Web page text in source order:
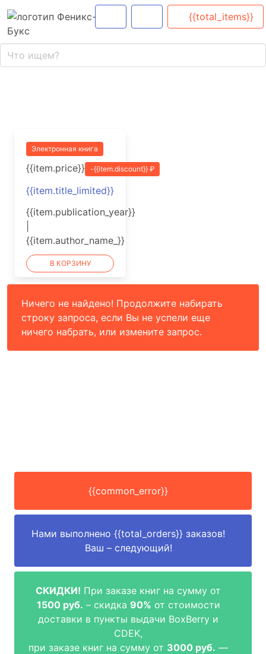
{{total_items}}
Электронная книга
{{item.price}} -{{item.discount}} ₽
{{item.title_limited}}
{{item.publication_year}}
{{item.author_name_}}
В КОРЗИНУ
Ничего не найдено! Продолжите набирать
строку запроса, если Вы не успели еще
ничего набрать, или измените запрос.
{{common_error}}
Нами выполнено {{total_orders}} заказов!
Ваш – следующий!
СКИДКИ! При заказе книг на сумму от
1500 руб. – скидка 90% от стоимости
доставки в пункты выдачи BoxBerry и
CDEK,
при заказе книг на сумму от 3000 руб. —